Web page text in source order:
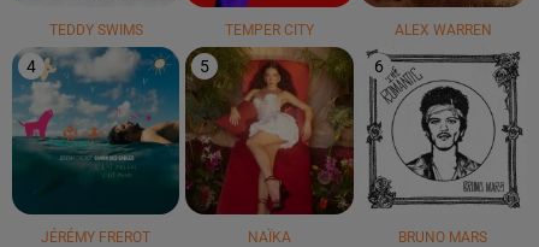
TEDDY SWIMS TEMPER CITY ALEX WARREN
4
JÉRÉMY FREROT
5
NAÏKA
6
BRUNO MARS